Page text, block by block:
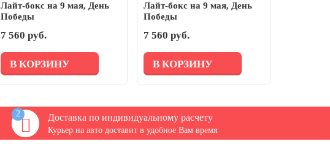
Лайт-бокс на 9 мая, День
Победы
7 560 руб.
В КОРЗИНУ
Лайт-бокс на 9 мая, День
Победы
7 560 руб.
В КОРЗИНУ
2 Доставка по индивидуальному расчету
Курьер на авто доставит в удобное Вам время